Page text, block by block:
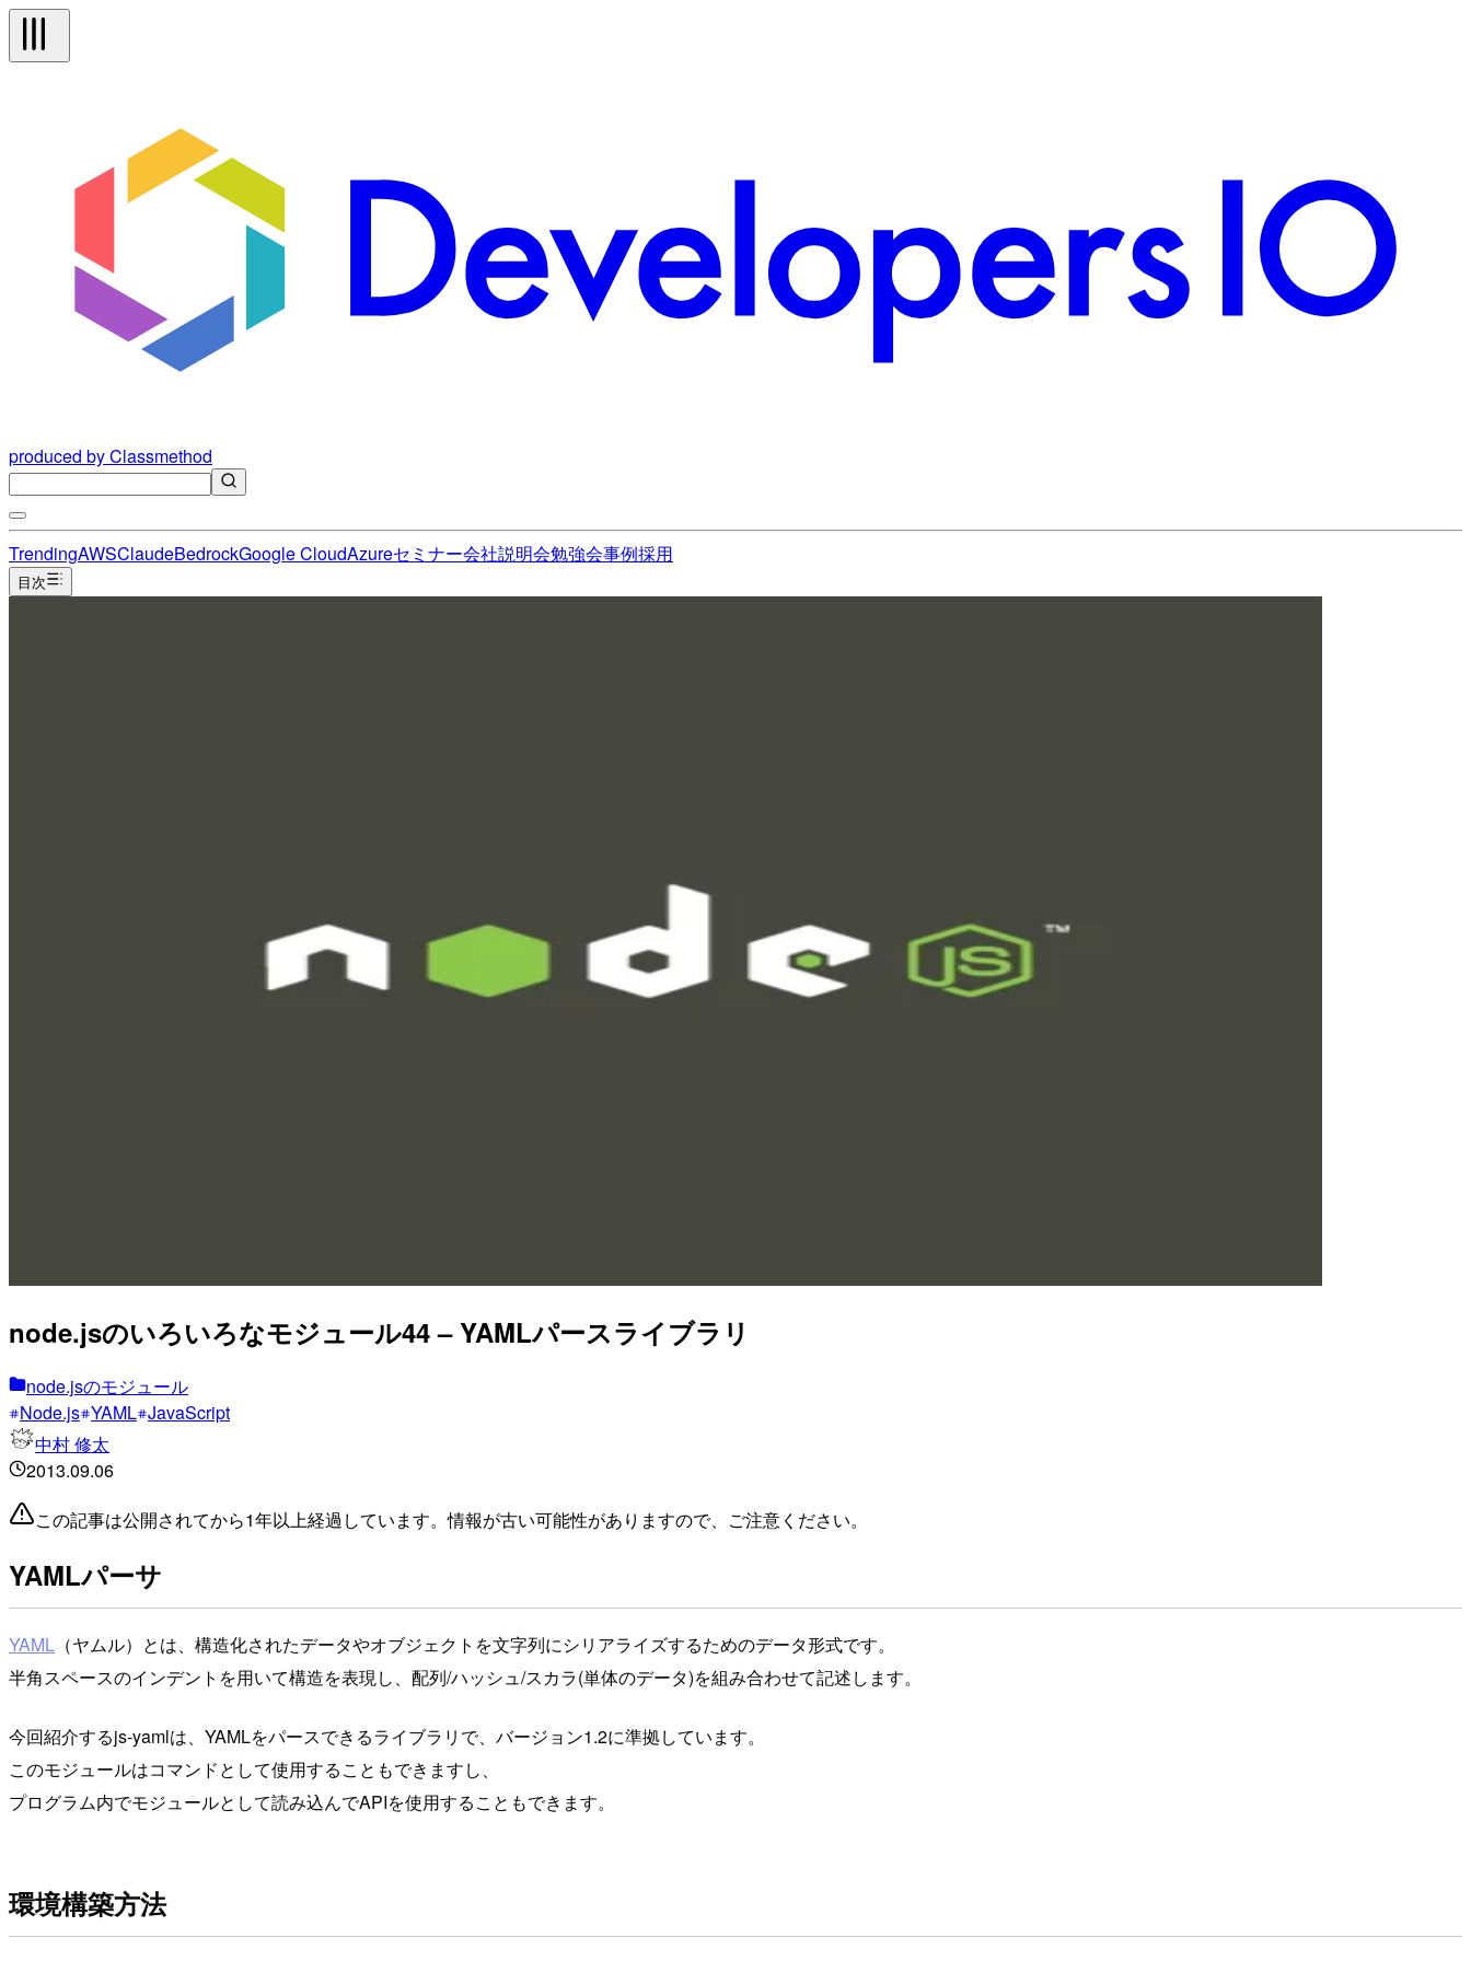
produced by Classmethod
TrendingAWSClaudeBedrockGoogle CloudAzureセミナー会社説明会勉強会事例採用
目次
node.jsのいろいろなモジュール44 – YAMLパースライブラリ
node.jsのモジュール
Node.js YAML JavaScript
中村 修太
2013.09.06
この記事は公開されてから1年以上経過しています。情報が古い可能性がありますので、ご注意ください。
YAMLパーサ
YAML （ヤムル）とは、構造化されたデータやオブジェクトを文字列にシリアライズするためのデータ形式です。
半角スペースのインデントを用いて構造を表現し、配列/ハッシュ/スカラ(単体のデータ)を組み合わせて記述します。
今回紹介するjs-yamlは、YAMLをパースできるライブラリで、バージョン1.2に準拠しています。
このモジュールはコマンドとして使用することもできますし、
プログラム内でモジュールとして読み込んでAPIを使用することもできます。
環境構築方法